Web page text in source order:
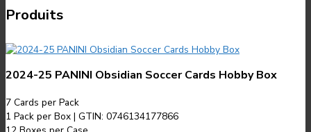
Produits
2024-25 PANINI Obsidian Soccer Cards Hobby Box
7 Cards per Pack
1 Pack per Box | GTIN: 0746134177866